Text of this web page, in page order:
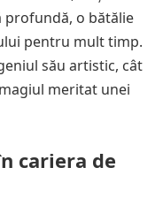
profundă, o bătălie
pentru mult timp.
său artistic, cât
meritat unei
cariera de